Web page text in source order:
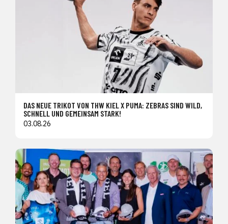
DAS NEUE TRIKOT VON THW KIEL X PUMA: ZEBRAS SIND WILD,
SCHNELL UND GEMEINSAM STARK!
03.08.26